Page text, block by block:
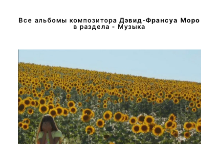
Все альбомы композитораДэвид-Франсуа Моро
в раздела - Музыка